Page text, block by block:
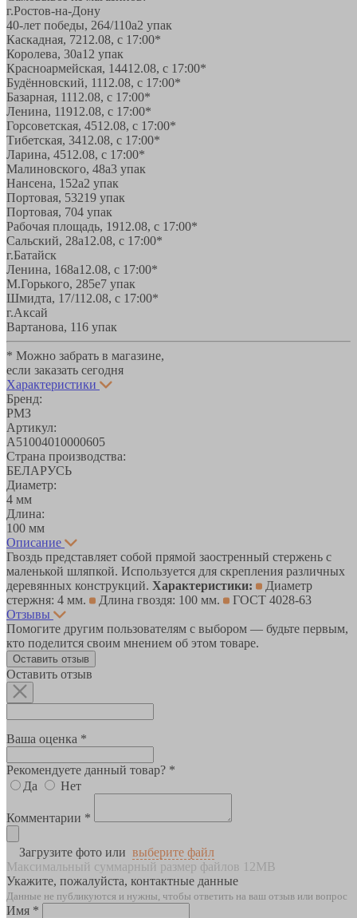
г.Ростов-на-Дону
40-лет победы, 264/110а2 упак
Каскадная, 7212.08, с 17:00*
Королева, 30а12 упак
Красноармейская, 14412.08, с 17:00*
Будённовский, 1112.08, с 17:00*
Базарная, 1112.08, с 17:00*
Ленина, 11912.08, с 17:00*
Горсоветская, 4512.08, с 17:00*
Тибетская, 3412.08, с 17:00*
Ларина, 4512.08, с 17:00*
Малиновского, 48а3 упак
Нансена, 152а2 упак
Портовая, 53219 упак
Портовая, 704 упак
Рабочая площадь, 1912.08, с 17:00*
Сальский, 28a12.08, с 17:00*
г.Батайск
Ленина, 168а12.08, с 17:00*
М.Горького, 285е7 упак
Шмидта, 17/112.08, с 17:00*
г.Аксай
Вартанова, 116 упак
* Можно забрать в магазине,
если заказать сегодня
Характеристики
Бренд:
РМЗ
Артикул:
A51004010000605
Страна производства:
БЕЛАРУСЬ
Диаметр:
4 мм
Длина:
100 мм
Описание
Гвоздь представляет собой прямой заостренный стержень с
маленькой шляпкой. Используется для скрепления различных
деревянных конструкций. Характеристики:
Диаметр
стержня: 4 мм.
Длина гвоздя: 100 мм.
ГОСТ 4028-63
Отзывы
Помогите другим пользователям с выбором — будьте первым,
кто поделится своим мнением об этом товаре.
Оставить отзыв
Оставить отзыв
Ваша оценка *
Рекомендуете данный товар? *
Да
Нет
Комментарии *
Загрузите фото или выберите файл
Максимальный суммарный размер файлов 12MB
Укажите, пожалуйста, контактные данные
Данные не публикуются и нужны, чтобы ответить на ваш отзыв или вопрос
Имя *